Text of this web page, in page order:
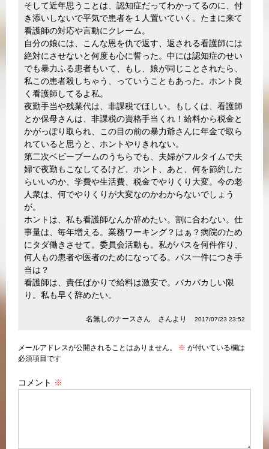
そして近年思うことは、認知症だってわかってるのに、付
き添いしないで平気で患者を１人置いていく。たまに来て
看護師の対応や言動にクレーム。
自分の娘には、こんな恩を仇で返す、返される看護師には
絶対にさせないと何度も心に誓った。中には認知症のせい
でも暴力ふる患者もいて、もし、娘が同じことされたら、
私この患者殺しちゃう、っていうこともあった。ホント良
く看護師してるよ私。
夜勤手当や残業代は、非課税でほしい。もしくは、看護師
とか保母さんは、非課税の資格手当くれ！給料から税金と
かがっぽり取られ、この目の前の暴力爺さんに年金で取ら
れていると思うと、ホントやりきれない。
第二次ベビーブームのうちらでも、夫婦がフルタイムで夫
婦で夜勤もこなしてるけど、ホント、あと、何を節約した
らいいのか、学費や生活費、税金でやりくり大変。今の老
人衆は、何でやりくりが大変なのかわからないでしょう
が。
ホントは、私も看護師なんか辞めたい。割に合わない。仕
事量は、毎年増える。業務ワーキング？はぁ？病院のため
にタダ働きさせて。委員会活動も。私がパスを何件作り、
何人もの患者や医者のためになってる。パス一件につき手
当は？
看護師は、責任ばかりで給料は激安で。バカバカしい限
り。私も早く辞めたい。
名無しのナースさん さんより 2017/07/23 23:52
メールアドレスが公開されることはありません。 ※ が付いている欄は
必須項目です
コメント ※